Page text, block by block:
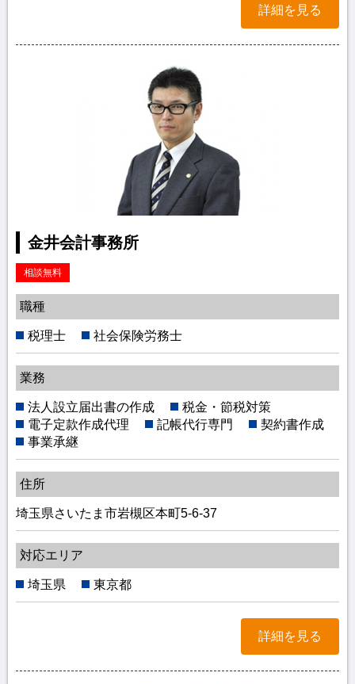
詳細を見る
金井会計事務所
相談無料
職種
税理士 社会保険労務士
業務
法人設立届出書の作成
税金・節税対策
電子定款作成代理
記帳代行専門
契約書作成
事業承継
住所
埼玉県さいたま市岩槻区本町5-6-37
対応エリア
埼玉県 東京都
詳細を見る